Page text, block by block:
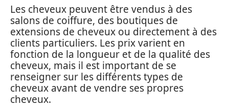
Les cheveux peuvent être vendus à des
salons de coiffure, des boutiques de
extensions de cheveux ou directement à des
clients particuliers. Les prix varient en
fonction de la longueur et de la qualité des
cheveux, mais il est important de se
renseigner sur les différents types de
cheveux avant de vendre ses propres
cheveux.